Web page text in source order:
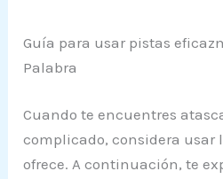
Guía para usar pistas
Palabra
Cuando te encuentres
complicado, considera usar
ofrece. A continuación, te